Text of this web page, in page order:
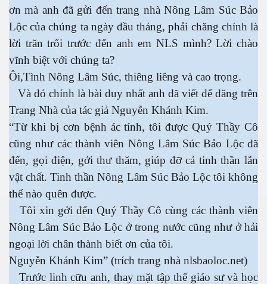
ơn mà anh đã gửi đến trang nhà Nông Lâm Súc Bảo
Lộc của chúng ta ngày đầu tháng, phải chăng chính là
lời trăn trối trước đến anh em NLS mình? Lời chào
vĩnh biệt với chúng ta?
Ôi,Tình Nông Lâm Súc, thiêng liêng và cao trọng.
Và đó chính là bài duy nhất anh đã viết để đăng trên
Trang Nhà của tác giả Nguyễn Khánh Kim.
“Từ khi bị cơn bệnh ác tính, tôi được Quý Thầy Cô
cũng như các thành viên Nông Lâm Súc Bảo Lộc đã
đến, gọi điện, gởi thư thăm, giúp đỡ cả tinh thần lẫn
vật chất. Tinh thần Nông Lâm Súc Bảo Lộc tôi không
thể nào quên được.
Tôi xin gởi đến Quý Thầy Cô cùng các thành viên
Nông Lâm Súc Bảo Lộc ở trong nước cũng như ở hải
ngoại lời chân thành biết ơn của tôi.
Nguyễn Khánh Kim” (trích trang nhà nlsbaoloc.net)
Trước linh cữu anh, thay mặt tập thể giáo sư và học